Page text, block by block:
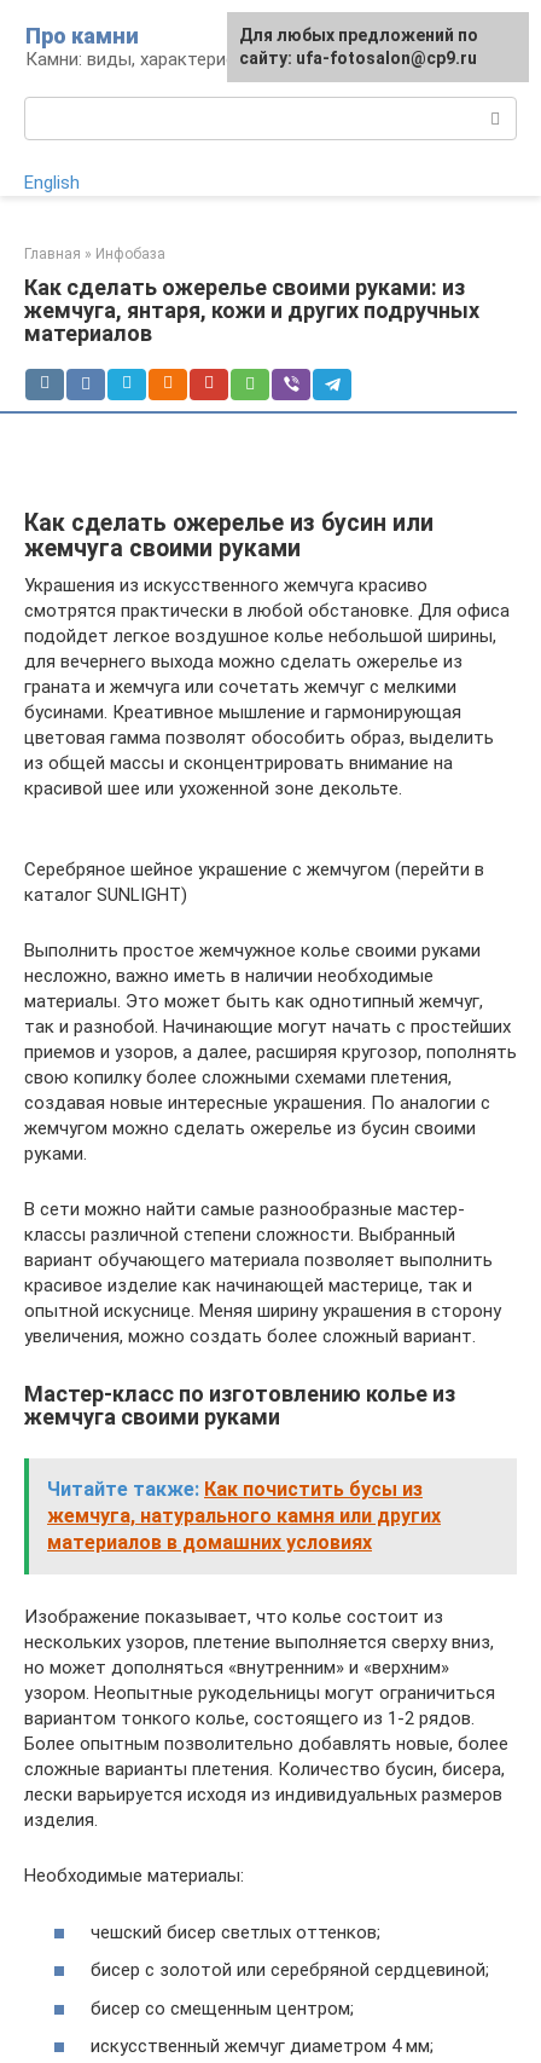
контенту
Про камни
Камни: виды, характеристики, изделия
English
Главная » Инфобаза
Как сделать ожерелье своими руками: из
жемчуга, янтаря, кожи и других подручных
материалов
Как сделать ожерелье из бусин или
жемчуга своими руками
Украшения из искусственного жемчуга красиво
смотрятся практически в любой обстановке. Для офиса
подойдет легкое воздушное колье небольшой ширины,
для вечернего выхода можно сделать ожерелье из
граната и жемчуга или сочетать жемчуг с мелкими
бусинами. Креативное мышление и гармонирующая
цветовая гамма позволят обособить образ, выделить
из общей массы и сконцентрировать внимание на
красивой шее или ухоженной зоне декольте.
Серебряное шейное украшение с жемчугом (перейти в
каталог SUNLIGHT)
Выполнить простое жемчужное колье своими руками
несложно, важно иметь в наличии необходимые
материалы. Это может быть как однотипный жемчуг,
так и разнобой. Начинающие могут начать с простейших
приемов и узоров, а далее, расширяя кругозор, пополнять
свою копилку более сложными схемами плетения,
создавая новые интересные украшения. По аналогии с
жемчугом можно сделать ожерелье из бусин своими
руками.
В сети можно найти самые разнообразные мастер-
классы различной степени сложности. Выбранный
вариант обучающего материала позволяет выполнить
красивое изделие как начинающей мастерице, так и
опытной искуснице. Меняя ширину украшения в сторону
увеличения, можно создать более сложный вариант.
Мастер-класс по изготовлению колье из
жемчуга своими руками
Читайте также: Как почистить бусы из
жемчуга, натурального камня или других
материалов в домашних условиях
Изображение показывает, что колье состоит из
нескольких узоров, плетение выполняется сверху вниз,
но может дополняться «внутренним» и «верхним»
узором. Неопытные рукодельницы могут ограничиться
вариантом тонкого колье, состоящего из 1-2 рядов.
Более опытным позволительно добавлять новые, более
сложные варианты плетения. Количество бусин, бисера,
лески варьируется исходя из индивидуальных размеров
изделия.
Необходимые материалы:
чешский бисер светлых оттенков;
бисер с золотой или серебряной сердцевиной;
бисер со смещенным центром;
искусственный жемчуг диаметром 4 мм;
Для любых предложений по
сайту: ufa-fotosalon@cp9.ru